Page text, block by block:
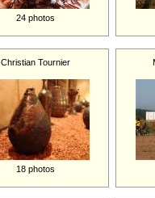
24 photos
Christian Tournier
18 photos